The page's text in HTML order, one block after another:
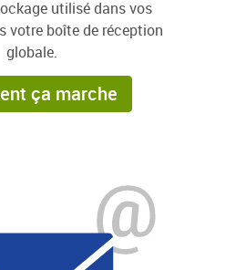
utilisé dans vos
votre boîte de réception
globale.
ça marche